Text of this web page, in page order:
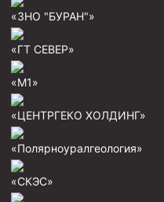
Пауки гидравлические
Ерши механические
Скреперы механические
«ЗНО "БУРАН"»
«ГТ СЕВЕР»
«М1»
«ЦЕНТРГЕКО ХОЛДИНГ»
«Полярноуралгеология»
«СКЭС»